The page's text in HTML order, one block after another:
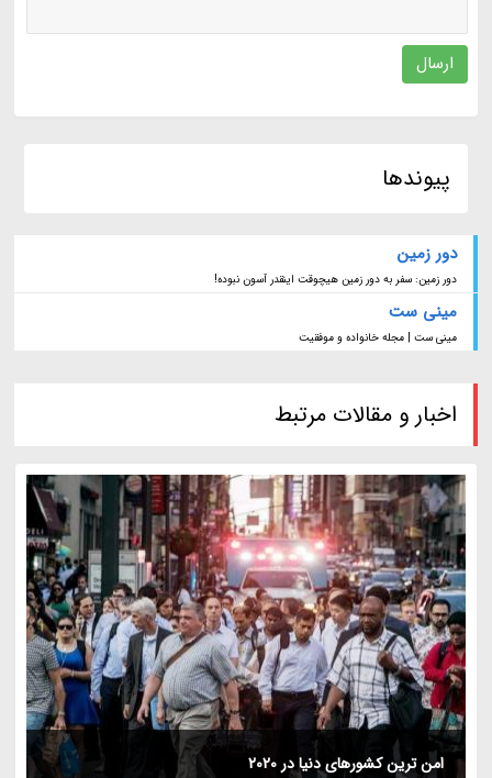
ارسال
پیوندها
دور زمین
دور زمین: سفر به دور زمین هیچوقت اینقدر آسون نبوده!
مینی ست
مینی ست | مجله خانواده و موفقیت
اخبار و مقالات مرتبط
امن ترین کشورهای دنیا در 2020